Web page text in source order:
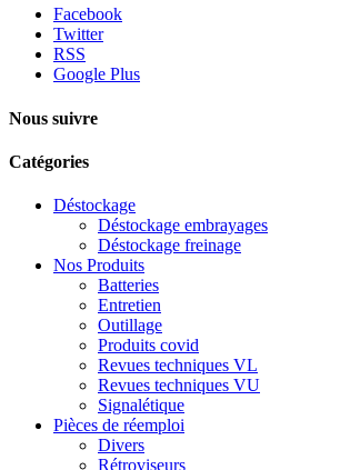
Facebook
Twitter
RSS
Google Plus
Nous suivre
Catégories
Déstockage
Déstockage embrayages
Déstockage freinage
Nos Produits
Batteries
Entretien
Outillage
Produits covid
Revues techniques VL
Revues techniques VU
Signalétique
Pièces de réemploi
Divers
Rétroviseurs